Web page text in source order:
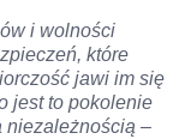
i wolności
które
jawi im się
jest to pokolenie
niezależnością –